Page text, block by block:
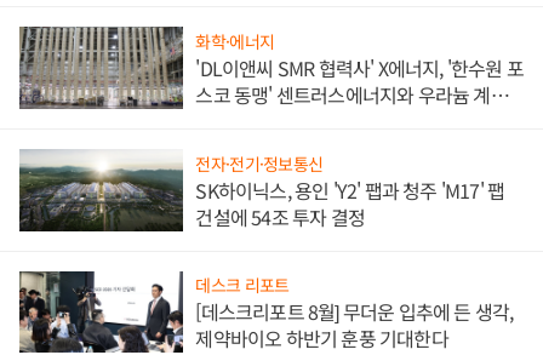
화학·에너지
'DL이앤씨 SMR 협력사' X에너지, '한수원 포
스코 동맹' 센트러스에너지와 우라늄 계약
전자·전기·정보통신
SK하이닉스, 용인 'Y2' 팹과 청주 'M17' 팹
건설에 54조 투자 결정
데스크 리포트
[데스크리포트 8월] 무더운 입추에 든 생각,
제약바이오 하반기 훈풍 기대한다